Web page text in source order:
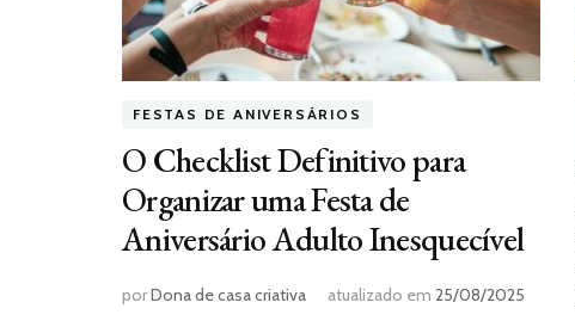
FESTAS DE ANIVERSÁRIOS
O Checklist Definitivo para
Organizar uma Festa de
Aniversário Adulto Inesquecível
porDona de casa criativa atualizado em 25/08/2025